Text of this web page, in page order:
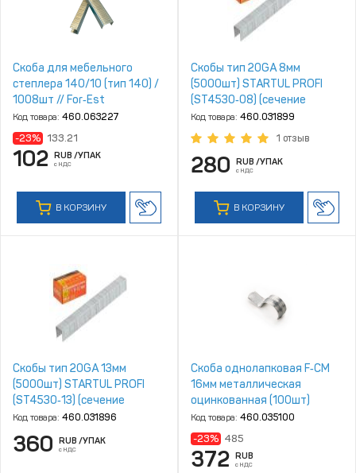
Скоба для мебельного
степлера 140/10 (тип 140) /
1008шт // For‑Est
Код товара: 460.063227
-23% 133.21
102 RUB /УПАК
с НДС
В КОРЗИНУ
Скобы тип 20GA 8мм
(5000шт) STARTUL PROFI
(ST4530‑08) (сечение
1,2х0,6мм; шир. скобы 11,2мм)
Код товара: 460.031899
1 отзыв
280 RUB /УПАК
с НДС
В КОРЗИНУ
Скобы тип 20GA 13мм
(5000шт) STARTUL PROFI
(ST4530‑13) (сечение
1,2х0,6мм; шир. скобы 11,2мм)
Код товара: 460.031896
360 RUB /УПАК
с НДС
Скоба однолапковая F‑CM
16мм металлическая
оцинкованная (100шт)
Код товара: 460.035100
-23% 485
372 RUB
с НДС